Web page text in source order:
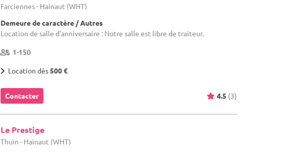
Farciennes - Hainaut (WHT)
Demeure de caractère / Autres
Location de salle d'anniversaire : Notre salle est libre de traiteur.
1-150
Location dès500 €
Contacter 4.5 (3)
Le Prestige
Thuin - Hainaut (WHT)